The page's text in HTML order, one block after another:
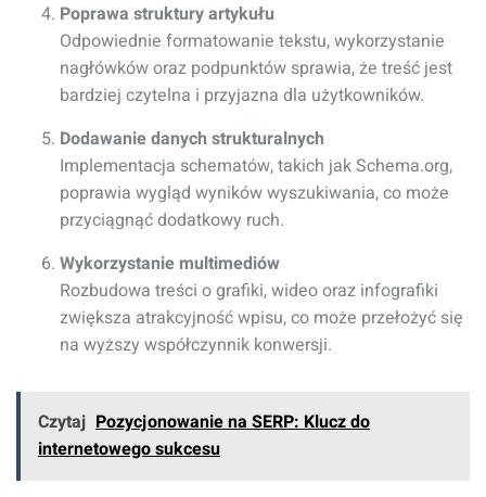
Poprawa struktury artykułu
Odpowiednie formatowanie tekstu, wykorzystanie
nagłówków oraz podpunktów sprawia, że treść jest
bardziej czytelna i przyjazna dla użytkowników.
Dodawanie danych strukturalnych
Implementacja schematów, takich jak Schema.org,
poprawia wygląd wyników wyszukiwania, co może
przyciągnąć dodatkowy ruch.
Wykorzystanie multimediów
Rozbudowa treści o grafiki, wideo oraz infografiki
zwiększa atrakcyjność wpisu, co może przełożyć się
na wyższy współczynnik konwersji.
Czytaj Pozycjonowanie na SERP: Klucz do
internetowego sukcesu